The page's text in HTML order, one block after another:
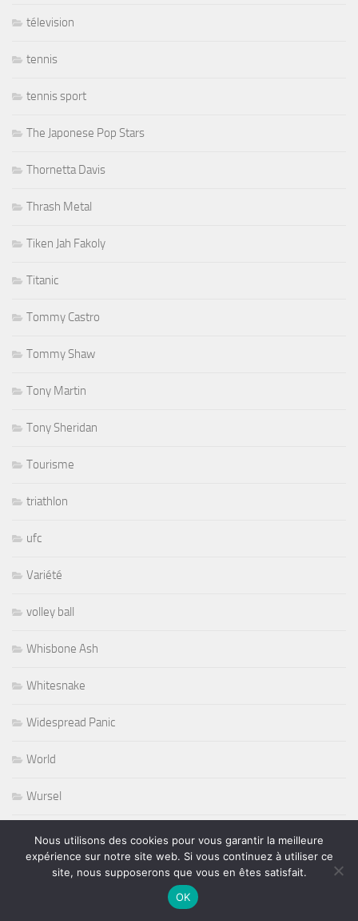
télevision
tennis
tennis sport
The Japonese Pop Stars
Thornetta Davis
Thrash Metal
Tiken Jah Fakoly
Titanic
Tommy Castro
Tommy Shaw
Tony Martin
Tony Sheridan
Tourisme
triathlon
ufc
Variété
volley ball
Whisbone Ash
Whitesnake
Widespread Panic
World
Wursel
Wynton Marsalis
Yesterday and Today
Nous utilisons des cookies pour vous garantir la meilleure
expérience sur notre site web. Si vous continuez à utiliser ce
site, nous supposerons que vous en êtes satisfait.
OK